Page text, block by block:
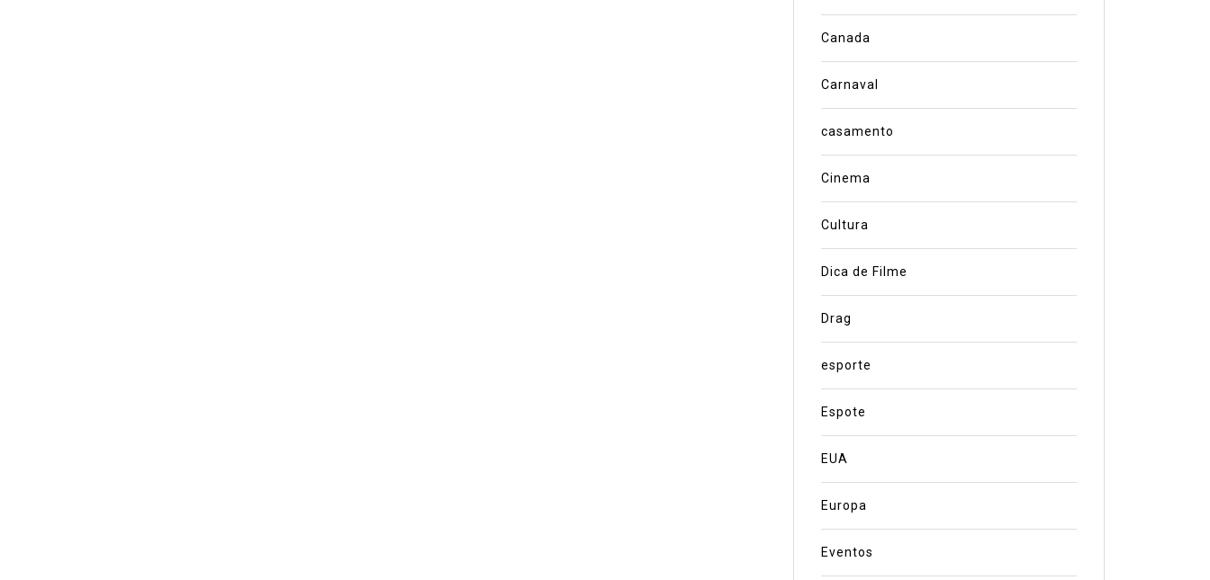
Canada
Carnaval
casamento
Cinema
Cultura
Dica de Filme
Drag
esporte
Espote
EUA
Europa
Eventos